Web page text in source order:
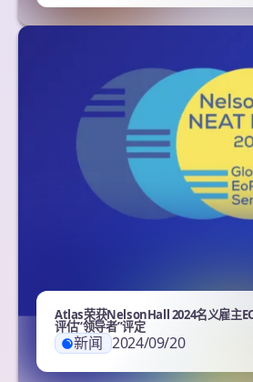
Atlas荣获NelsonHall 2024名义雇主
评估“领导者”评定
新闻 2024/09/20